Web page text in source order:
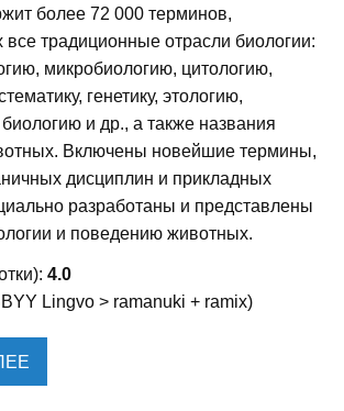
более 72 000 терминов,
традиционные отрасли биологии:
микробиологию, цитологию,
генетику, этологию,
и др., а также названия
Включены новейшие термины,
дисциплин и прикладных
разработаны и представлены
и поведению животных.
4.0
Lingvo > ramanuki + ramix)